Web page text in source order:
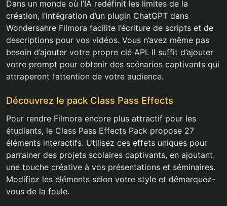
Dans un monde où l’IA redéfinit les limites de la
création, l’intégration d’un plugin ChatGPT dans
Wondersahre Filmora facilite l’écriture de scripts et de
descriptions pour vos vidéos. Vous n’avez même pas
besoin d’ajouter votre propre clé API. Il suffit d’ajouter
votre prompt pour obtenir des scénarios captivants qui
attraperont l’attention de votre audience.
Découvrez le pack Class Pass Effects
Pour rendre Filmora encore plus attractif pour les
étudiants, le Class Pass Effects Pack propose 27
éléments interactifs. Utilisez ces effets uniques pour
parrainer des projets scolaires captivants, en ajoutant
une touche créative à vos présentations et séminaires.
Modifiez les éléments selon votre style et démarquez-
vous de la foule.